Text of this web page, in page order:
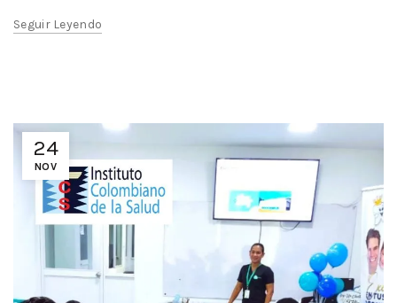
Seguir Leyendo
24
NOV